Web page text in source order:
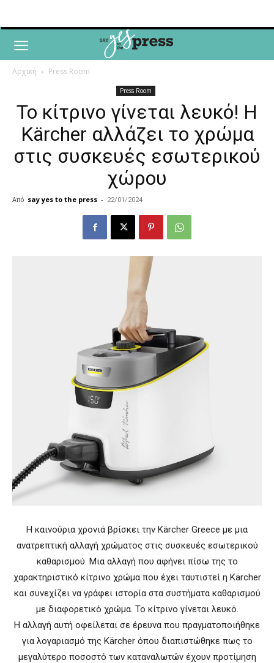
Αρχική Press Room
Press Room
Το κίτρινο γίνεται λευκό! Η
Kärcher αλλάζει το χρώμα
στις συσκευές εσωτερικού
χώρου
Από say yes to the press - 22/01/2024
Η καινούρια χρονιά βρίσκει την Kärcher Greece με μια
ανατρεπτική αλλαγή χρώματος στις συσκευές εσωτερικού
καθαρισμού. Μια αλλαγή που αφήνει πίσω της το
χαρακτηριστικό κίτρινο χρώμα που έχει ταυτιστεί η Kärcher
και συνεχίζει να γράφει ιστορία στα συστήματα καθαρισμού
με διαφορετικό χρώμα. Το κίτρινο γίνεται λευκό.
Η αλλαγή αυτή οφείλεται σε έρευνα που πραγματοποιήθηκε
για λογαριασμό της Kärcher όπου διαπιστώθηκε πως το
μεγαλύτερο ποσοστό των καταναλωτών έχουν προτίμηση